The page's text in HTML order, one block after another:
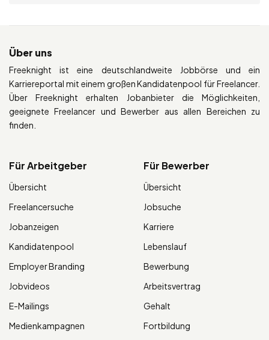
Über uns
Freeknight ist eine deutschlandweite Jobbörse und ein
Karriereportal mit einem großen Kandidatenpool für Freelancer.
Über Freeknight erhalten Jobanbieter die Möglichkeiten,
geeignete Freelancer und Bewerber aus allen Bereichen zu
finden.
Für Arbeitgeber
Übersicht
Freelancersuche
Jobanzeigen
Kandidatenpool
Employer Branding
Jobvideos
E-Mailings
Medienkampagnen
Für Bewerber
Übersicht
Jobsuche
Karriere
Lebenslauf
Bewerbung
Arbeitsvertrag
Gehalt
Fortbildung